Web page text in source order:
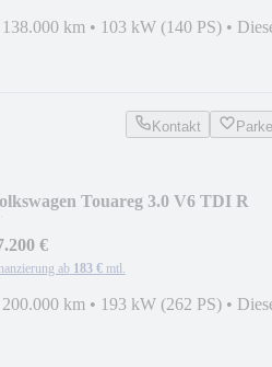
138.000 km • 103 kW (140 PS) •
Kontakt
Touareg 3.0 V6 TDI R
€
ab 183 € mtl.
200.000 km • 193 kW (262 PS) •